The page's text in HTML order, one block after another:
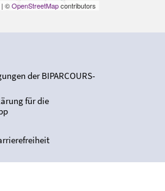
©OpenStreetMapcontributors
der BIPARCOURS-
für die